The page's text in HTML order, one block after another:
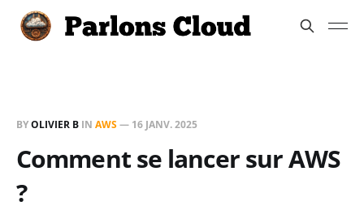
BYOLIVIER B IN AWS— 16 JANV. 2025
Comment se lancer sur AWS
?